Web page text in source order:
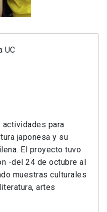
UC
para
japonesa y su
El proyecto tuvo
-del 24 de octubre al
muestras culturales
artes